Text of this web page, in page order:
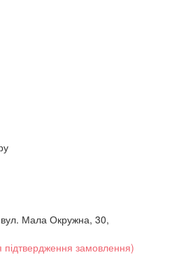
вул. Мала Окружна, 30,
підтвердження замовлення)